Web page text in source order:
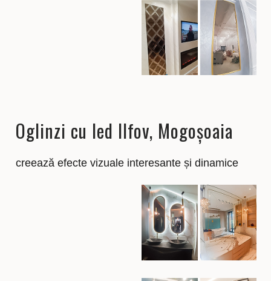
Oglinzi cu led Ilfov, Mogoșoaia
creează efecte vizuale interesante și dinamice